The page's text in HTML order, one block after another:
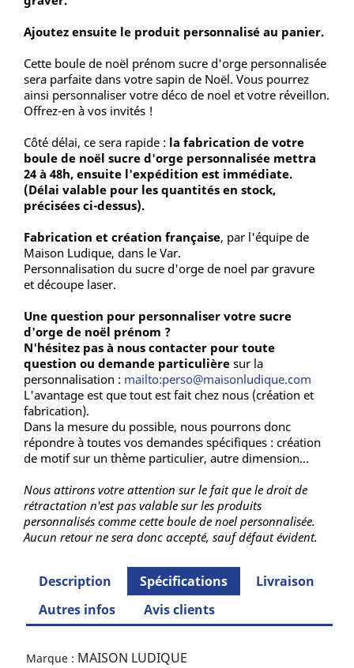
Ajoutez ensuite le produit personnalisé au panier.
Cette boule de noël prénom sucre d'orge personnalisée
sera parfaite dans votre sapin de Noël. Vous pourrez
ainsi personnaliser votre déco de noel et votre réveillon.
Offrez-en à vos invités !
Côté délai, ce sera rapide : la fabrication de votre
boule de noël sucre d'orge personnalisée mettra
24 à 48h, ensuite l'expédition est immédiate.
(Délai valable pour les quantités en stock,
précisées ci-dessus).
Fabrication et création française, par l'équipe de
Maison Ludique, dans le Var.
Personnalisation du sucre d'orge de noel par gravure
et découpe laser.
Une question pour personnaliser votre sucre
d'orge de noël prénom ?
N'hésitez pas à nous contacter pour toute
question ou demande particulière sur la
personnalisation : mailto:perso@maisonludique.com
L'avantage est que tout est fait chez nous (création et
fabrication).
Dans la mesure du possible, nous pourrons donc
répondre à toutes vos demandes spécifiques : création
de motif sur un thème particulier, autre dimension...
Nous attirons votre attention sur le fait que le droit de
rétractation n'est pas valable sur les produits
personnalisés comme cette boule de noel personnalisée.
Aucun retour ne sera donc accepté, sauf défaut évident.
Description Spécifications
Livraison
Autres infos
Avis clients
Marque : MAISON LUDIQUE